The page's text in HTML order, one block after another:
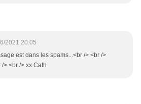
2021 20:05
est dans les spams...<br /> <br />
> <br /> xx Cath